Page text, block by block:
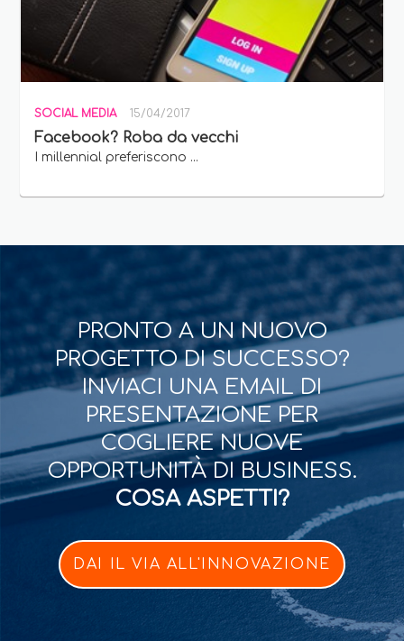
SOCIAL MEDIA 15/04/2017
Facebook? Roba da vecchi
I millennial preferiscono ...
PRONTO A UN NUOVO
PROGETTO DI SUCCESSO?
INVIACI UNA EMAIL DI
PRESENTAZIONE PER
COGLIERE NUOVE
OPPORTUNITÀ DI BUSINESS.
COSA ASPETTI?
DAI IL VIA ALL'INNOVAZIONE